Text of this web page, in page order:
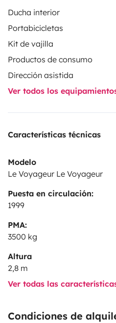
Ducha interior
Portabicicletas
Kit de vajilla
Productos de consumo
Dirección asistida
Ver todos los
Características técnicas
Modelo
Le Voyageur Le Voyageur
Puesta en circulación:
1999
PMA:
3500 kg
Altura
2,8 m
Ver todas las
Condiciones de